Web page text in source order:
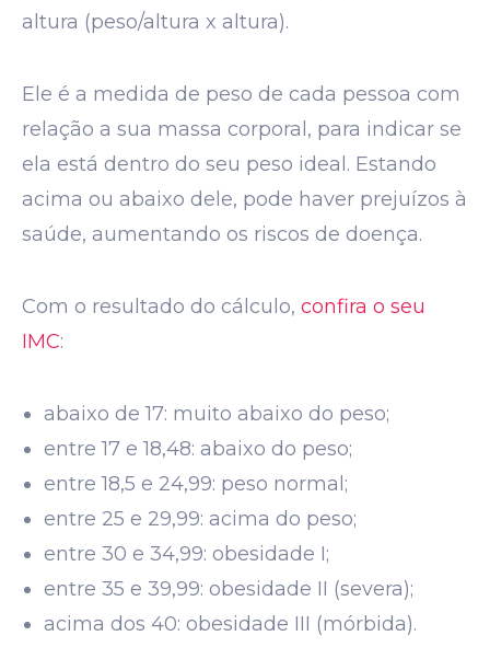
altura (peso/altura x altura).
Ele é a medida de peso de cada pessoa com
relação a sua massa corporal, para indicar se
ela está dentro do seu peso ideal. Estando
acima ou abaixo dele, pode haver prejuízos à
saúde, aumentando os riscos de doença.
Com o resultado do cálculo, confira o seu
IMC:
abaixo de 17: muito abaixo do peso;
entre 17 e 18,48: abaixo do peso;
entre 18,5 e 24,99: peso normal;
entre 25 e 29,99: acima do peso;
entre 30 e 34,99: obesidade I;
entre 35 e 39,99: obesidade II (severa);
acima dos 40: obesidade III (mórbida).